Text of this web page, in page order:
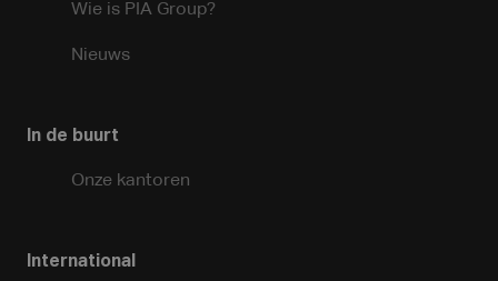
Wie is PIA Group?
Nieuws
In de buurt
Onze kantoren
International